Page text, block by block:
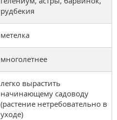
рудбекия
метелка
многолетнее
легко вырастить
начинающему садоводу
(растение нетребовательно в
уходе)